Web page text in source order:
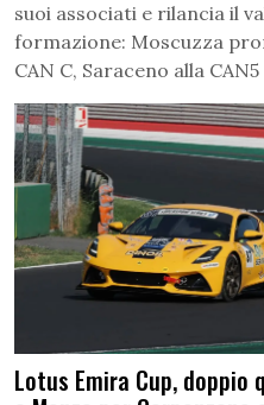
suoi associati e rilancia il
formazione: Moscuzza
CAN C, Saraceno alla CAN5
Lotus Emira Cup, doppio